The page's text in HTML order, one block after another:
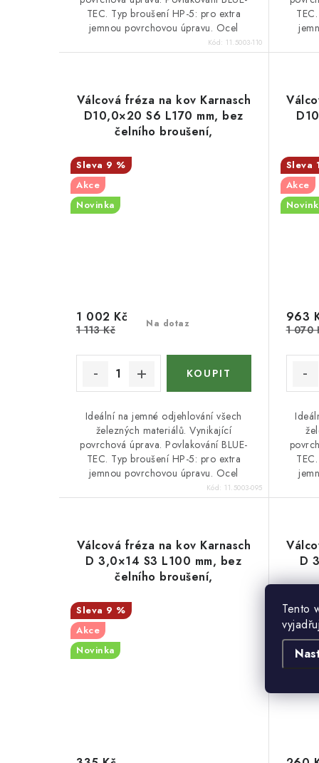
Tento
TEC. Typ broušení HP-5: pro extra
jemnou povrchovou úpravu. Ocel
Kód: 11.5003-110
Válcová fréza na kov Karnasch
D10,0×20 S6 L170 mm, bez
čelního broušení,
9 %
Akce
Novinka
Na dotaz
1 002 Kč
1 113 Kč
Ideální na jemné odjehlování všech
železných materiálů. Vynikající
povrchová úprava. Povlakování BLUE-
TEC. Typ broušení HP-5: pro extra
jemnou povrchovou úpravu. Ocel
Kód: 11.5003-095
Akce
963
1 070
Válcová fréza na kov Karnasch
D 3,0×14 S3 L100 mm, bez
čelního broušení,
9 %
Akce
Novinka
D
Akce